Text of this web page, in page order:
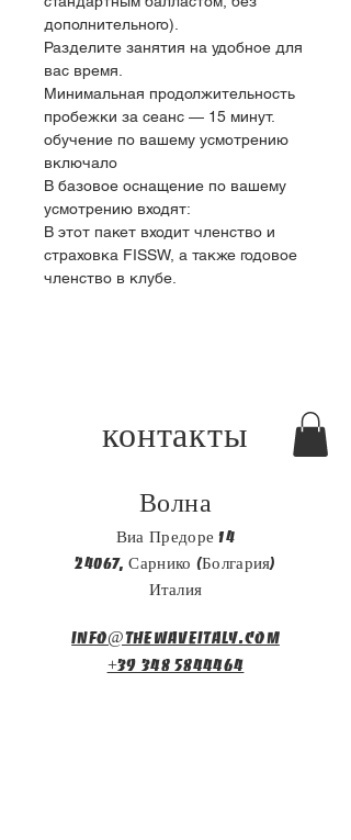
дополнительного).
Разделите занятия на удобное для
вас время.
Минимальная продолжительность
пробежки за сеанс — 15 минут.
обучение по вашему усмотрению
включало
В базовое оснащение по вашему
усмотрению входят:
В этот пакет входит членство и
страховка FISSW, а также годовое
членство в клубе.
контакты
Волна
Виа Предоре 14
24067, Сарнико (Болгария)
Италия
info@thewaveitaly.com
+39 348 5844464